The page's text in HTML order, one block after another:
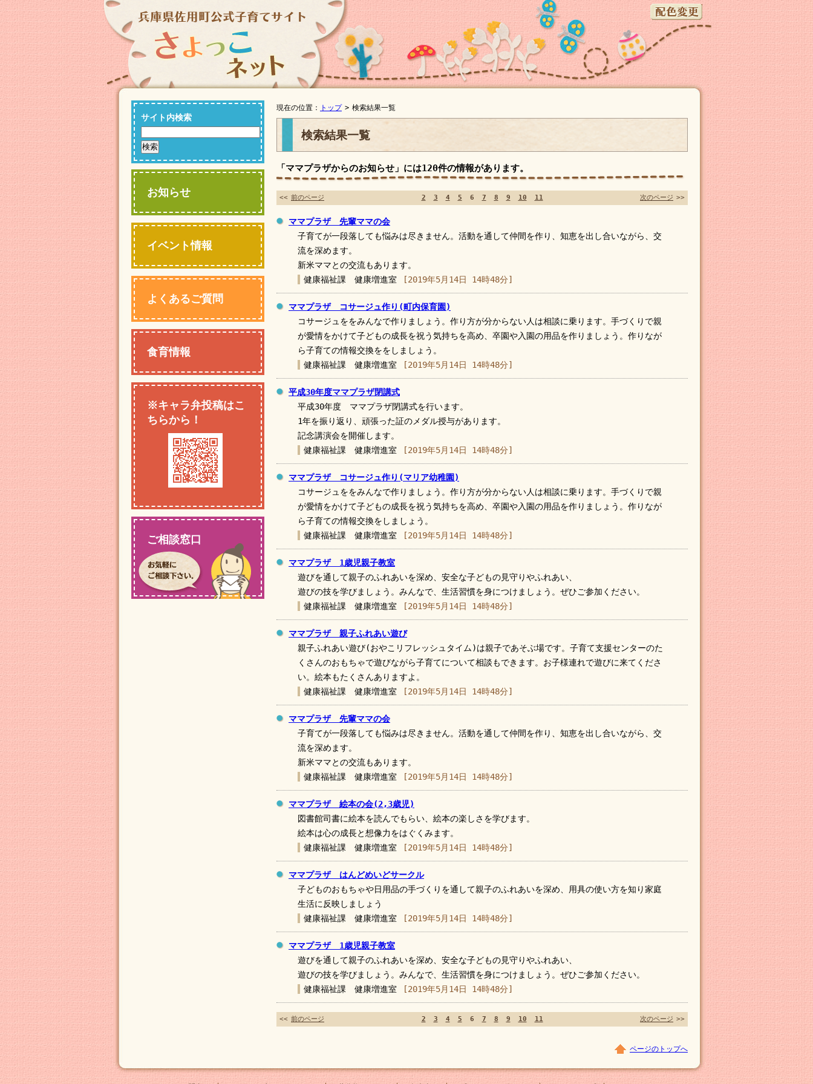
現在の位置： トップ > 検索結果一覧
検索結果一覧
「ママプラザからのお知らせ」には120件の情報があります。
<< 前のページ 2 3 4 5 6 7 8 9 10 11 次のページ >>
ママプラザ 先輩ママの会
子育てが一段落しても悩みは尽きません。活動を通して仲間を作り、知恵を出し合いながら、交
流を深めます。
新米ママとの交流もあります。
健康福祉課 健康増進室
[2019年5月14日 14時48分]
ママプラザ コサージュ作り(町内保育園)
コサージュををみんなで作りましょう。作り方が分からない人は相談に乗ります。手づくりで親
が愛情をかけて子どもの成長を祝う気持ちを高め、卒園や入園の用品を作りましょう。作りなが
ら子育ての情報交換ををしましょう。
健康福祉課 健康増進室
[2019年5月14日 14時48分]
平成30年度ママプラザ閉講式
平成30年度 ママプラザ閉講式を行います。
1年を振り返り、頑張った証のメダル授与があります。
記念講演会を開催します。
健康福祉課 健康増進室
[2019年5月14日 14時48分]
ママプラザ コサージュ作り(マリア幼稚園)
コサージュををみんなで作りましょう。作り方が分からない人は相談に乗ります。手づくりで親
が愛情をかけて子どもの成長を祝う気持ちを高め、卒園や入園の用品を作りましょう。作りなが
ら子育ての情報交換をしましょう。
健康福祉課 健康増進室
[2019年5月14日 14時48分]
ママプラザ 1歳児親子教室
遊びを通して親子のふれあいを深め、安全な子どもの見守りやふれあい、
遊びの技を学びましょう。みんなで、生活習慣を身につけましょう。ぜひご参加ください。
健康福祉課 健康増進室
[2019年5月14日 14時48分]
ママプラザ 親子ふれあい遊び
親子ふれあい遊び(おやこリフレッシュタイム)は親子であそぶ場です。子育て支援センターのた
くさんのおもちゃで遊びながら子育てについて相談もできます。お子様連れで遊びに来てくださ
い。絵本もたくさんありますよ。
健康福祉課 健康増進室
[2019年5月14日 14時48分]
ママプラザ 先輩ママの会
子育てが一段落しても悩みは尽きません。活動を通して仲間を作り、知恵を出し合いながら、交
流を深めます。
新米ママとの交流もあります。
健康福祉課 健康増進室
[2019年5月14日 14時48分]
ママプラザ 絵本の会(2,3歳児)
図書館司書に絵本を読んでもらい、絵本の楽しさを学びます。
絵本は心の成長と想像力をはぐくみます。
健康福祉課 健康増進室
[2019年5月14日 14時48分]
ママプラザ はんどめいどサークル
子どものおもちゃや日用品の手づくりを通して親子のふれあいを深め、用具の使い方を知り家庭
生活に反映しましょう
健康福祉課 健康増進室
[2019年5月14日 14時48分]
ママプラザ 1歳児親子教室
遊びを通して親子のふれあいを深め、安全な子どもの見守りやふれあい、
遊びの技を学びましょう。みんなで、生活習慣を身につけましょう。ぜひご参加ください。
健康福祉課 健康増進室
[2019年5月14日 14時48分]
<< 前のページ 2 3 4 5 6 7 8 9 10 11 次のページ >>
ページのトップへ
サイト内検索
お知らせ
イベント情報
よくあるご質問
食育情報
※キャラ弁投稿はこ
ちらから！
ご相談窓口